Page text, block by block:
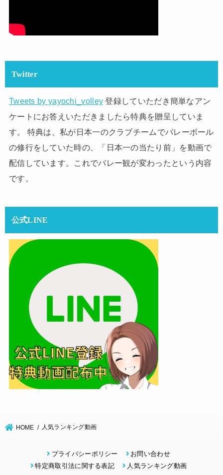
Twitter
Tweets by yayochi_volley 登録していただき簡単なアン
ケートにお答えいただきましたら特典を贈呈していま
す。 特典は、私が日本一のクラブチームでバレーボール
の修行をしていた時の、「日本一の当たり前」を動画で
配信しています。これでバレー観が変わったという内容
です。
公式LINE
HOME 人気ランキング動画
プライバシーポリシー
お問い合わせ
特定商取引法に関する表記
人気ランキング動画